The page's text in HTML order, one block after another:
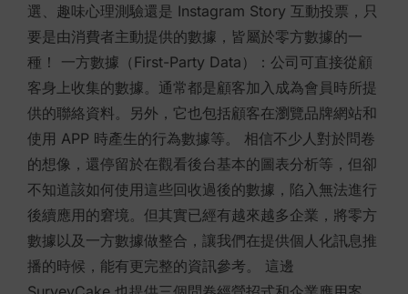
選、趣味心理測驗還是 Instagram Story 互動投票，只
要是由消費者主動提供的數據，皆屬於零方數據的一
種！ 一方數據（First-Party Data）：公司可直接從顧
客身上收集的數據。通常都是顧客加入成為會員時所提
供的聯絡資料。另外，它也包括顧客在瀏覽品牌網站和
使用 APP 時產生的行為數據等。 相信不少人對於問卷
的想像，還停留於在觀看後台基本的圖表分析等，但卻
不知道該如何使用這些回收過後的數據，陷入無法進行
後續應用的窘境。但其實已經有越來越多企業，將零方
數據以及一方數據做整合，讓我們在提供個人化訊息推
播的時候，能有更完整的資訊參考。 這邊